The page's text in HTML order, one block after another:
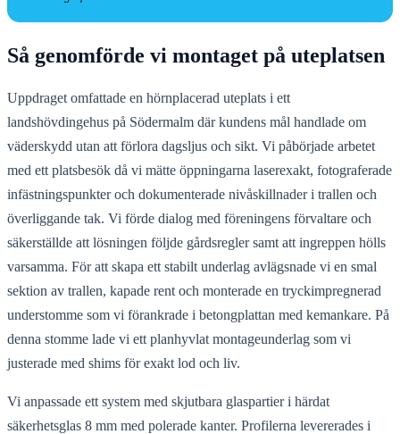
Så genomförde vi montaget på uteplatsen
Uppdraget omfattade en hörnplacerad uteplats i ett
landshövdingehus på Södermalm där kundens mål handlade om
väderskydd utan att förlora dagsljus och sikt. Vi påbörjade arbetet
med ett platsbesök då vi mätte öppningarna laserexakt, fotograferade
infästningspunkter och dokumenterade nivåskillnader i trallen och
överliggande tak. Vi förde dialog med föreningens förvaltare och
säkerställde att lösningen följde gårdsregler samt att ingreppen hölls
varsamma. För att skapa ett stabilt underlag avlägsnade vi en smal
sektion av trallen, kapade rent och monterade en tryckimpregnerad
understomme som vi förankrade i betongplattan med kemankare. På
denna stomme lade vi ett planhyvlat montageunderlag som vi
justerade med shims för exakt lod och liv.
Vi anpassade ett system med skjutbara glaspartier i härdat
säkerhetsglas 8 mm med polerade kanter. Profilerna levererades i